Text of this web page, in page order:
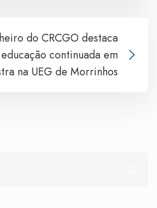
do CRCGO destaca
continuada em
na UEG de Morrinhos